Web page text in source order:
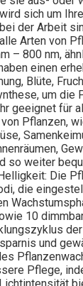
sich um
der Arbeit
Arten von
– 800 nm,
einen
Blüte,
um die
geeignet für
Pflanzen,
so weiter
Die
die
10
und
Pflege,